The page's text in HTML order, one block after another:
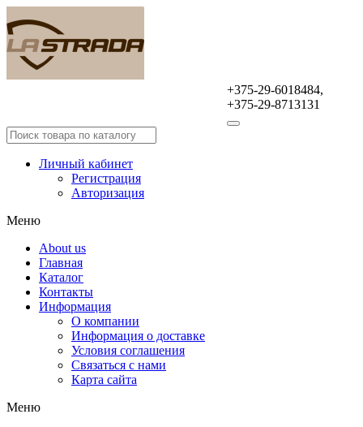
+375-29-6018484,
+375-29-8713131
Личный кабинет
Регистрация
Авторизация
Меню
About us
Главная
Каталог
Контакты
Информация
О компании
Информация о доставке
Условия соглашения
Связаться с нами
Карта сайта
Меню